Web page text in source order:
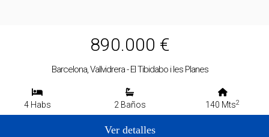
890.000 €
Barcelona, Vallvidrera - El Tibidabo i les Planes
4 Habs 2 Baños 140 Mts2
Ver detalles